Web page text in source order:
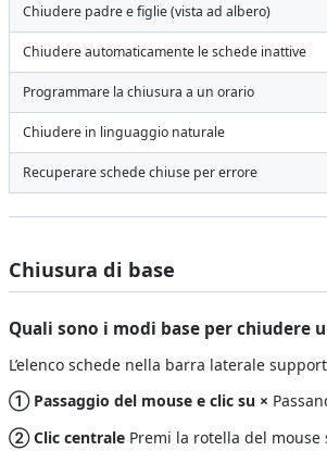
Chiudere padre e figlie (vista ad albero)
Chiudere automaticamente le schede inattive
Programmare la chiusura a un orario
Chiudere in linguaggio naturale
Recuperare schede chiuse per errore
Chiusura di base
Quali sono i modi base per chiudere
L’elenco schede nella barra laterale
① Passaggio del mouse e clic su ×
② Clic centrale Premi la rotella del